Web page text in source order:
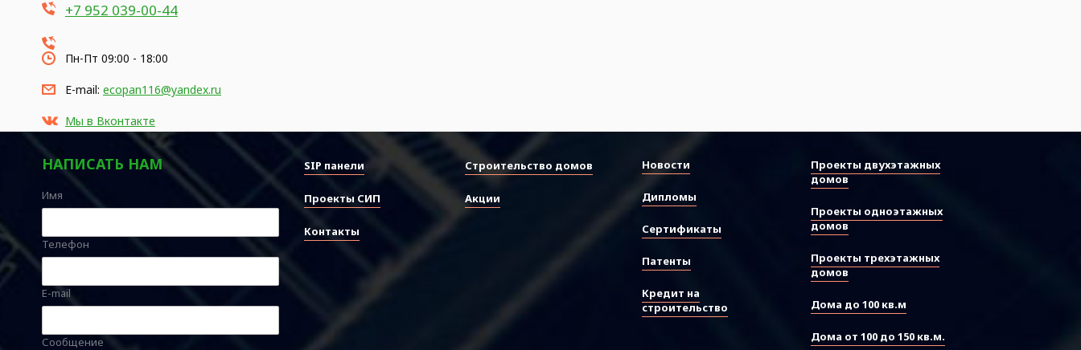
+7 952 039-00-44
Пн-Пт 09:00 - 18:00
E-mail: ecopan116@yandex.ru
Мы в Вконтакте
НАПИСАТЬ НАМ
Имя
Телефон
E-mail
Сообщение
SIP панели Строительство домов
Проекты СИП Акции
Контакты
Новости
Дипломы
Сертификаты
Патенты
Кредит на
строительство
Проекты двухэтажных
домов
Проекты одноэтажных
домов
Проекты трехэтажных
домов
Дома до 100 кв.м
Дома от 100 до 150 кв.м.